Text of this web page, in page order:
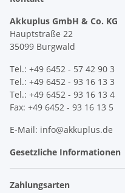
Akkuplus GmbH & Co. KG
Hauptstraße 22
35099 Burgwald
Tel.: +49 6452 - 57 42 90 3
Tel.: +49 6452 - 93 16 13 3
Tel.: +49 6452 - 93 16 13 4
Fax: +49 6452 - 93 16 13 5
E-Mail: info@akkuplus.de
Gesetzliche Informationen
Zahlungsarten